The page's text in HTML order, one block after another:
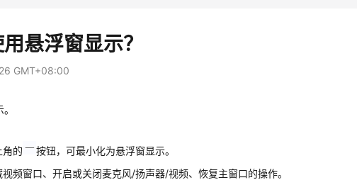
悬浮窗显示？
GMT+08:00
角的
按钮，可最小化为悬浮窗显示。
频窗口、开启或关闭麦克风/扬声器/视频、恢复主窗口的操作。